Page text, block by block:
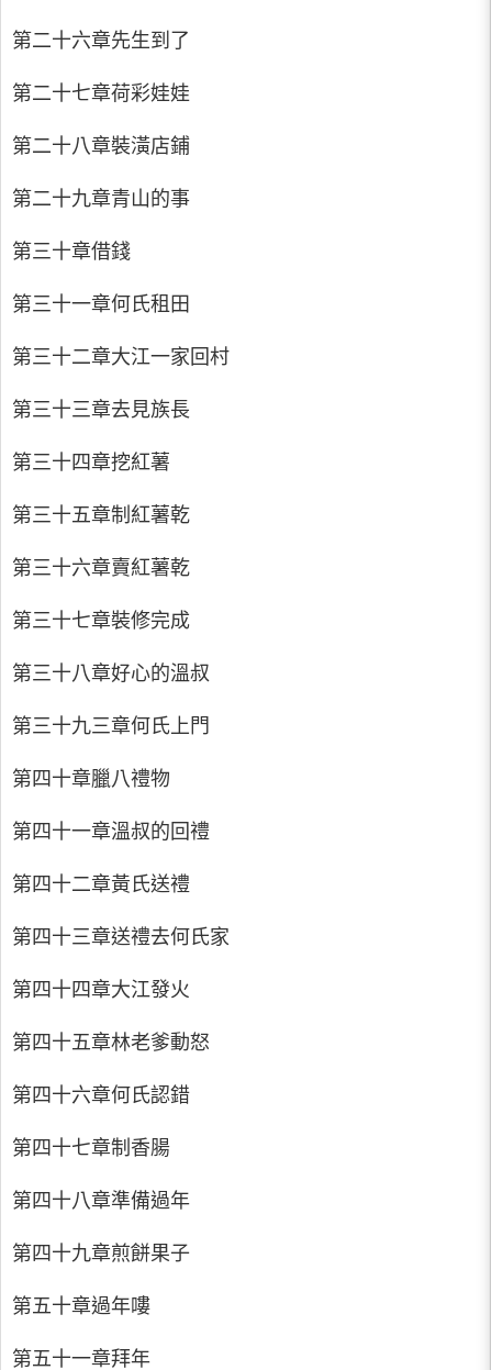
第二十六章先生到了
第二十七章荷彩娃娃
第二十八章裝潢店鋪
第二十九章青山的事
第三十章借錢
第三十一章何氏租田
第三十二章大江一家回村
第三十三章去見族長
第三十四章挖紅薯
第三十五章制紅薯乾
第三十六章賣紅薯乾
第三十七章裝修完成
第三十八章好心的溫叔
第三十九三章何氏上門
第四十章臘八禮物
第四十一章溫叔的回禮
第四十二章黃氏送禮
第四十三章送禮去何氏家
第四十四章大江發火
第四十五章林老爹動怒
第四十六章何氏認錯
第四十七章制香腸
第四十八章準備過年
第四十九章煎餅果子
第五十章過年嘍
第五十一章拜年